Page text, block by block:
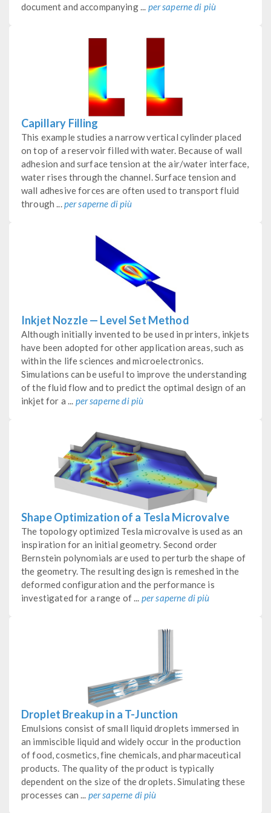
document and accompanying ... per saperne di più
Capillary Filling
This example studies a narrow vertical cylinder placed
on top of a reservoir filled with water. Because of wall
adhesion and surface tension at the air/water interface,
water rises through the channel. Surface tension and
wall adhesive forces are often used to transport fluid
through ...per saperne di più
Inkjet Nozzle — Level Set Method
Although initially invented to be used in printers, inkjets
have been adopted for other application areas, such as
within the life sciences and microelectronics.
Simulations can be useful to improve the understanding
of the fluid flow and to predict the optimal design of an
inkjet for a ... per saperne di più
Shape Optimization of a Tesla Microvalve
The topology optimized Tesla microvalve is used as an
inspiration for an initial geometry. Second order
Bernstein polynomials are used to perturb the shape of
the geometry. The resulting design is remeshed in the
deformed configuration and the performance is
investigated for a range of ... per saperne di più
Droplet Breakup in a T-Junction
Emulsions consist of small liquid droplets immersed in
an immiscible liquid and widely occur in the production
of food, cosmetics, fine chemicals, and pharmaceutical
products. The quality of the product is typically
dependent on the size of the droplets. Simulating these
processes can ... per saperne di più